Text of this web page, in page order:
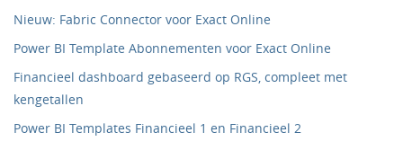
Nieuw: Fabric Connector voor Exact Online
Power BI Template Abonnementen voor Exact Online
Financieel dashboard gebaseerd op RGS, compleet met
kengetallen
Power BI Templates Financieel 1 en Financieel 2